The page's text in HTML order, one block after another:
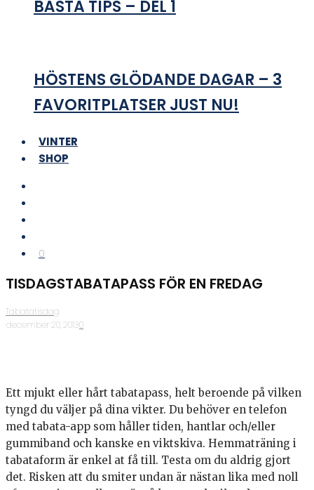
BÄSTA TIPS – DEL 1
HÖSTENS GLÖDANDE DAGAR – 3
FAVORITPLATSER JUST NU!
VINTER
SHOP
0
TISDAGSTABATAPASS FÖR EN FREDAG
Tabatatisdag
·december 20, 2013·0
Ett mjukt eller hårt tabatapass, helt beroende på vilken
tyngd du väljer på dina vikter. Du behöver en telefon
med tabata-app som håller tiden, hantlar och/eller
gummiband och kanske en viktskiva. Hemmaträning i
tabataform är enkel at få till. Testa om du aldrig gjort
det. Risken att du smiter undan är nästan lika med noll